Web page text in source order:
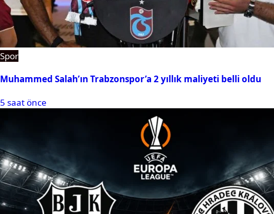
Spor
Muhammed Salah’ın Trabzonspor’a 2 yıllık maliyeti belli oldu
5 saat önce